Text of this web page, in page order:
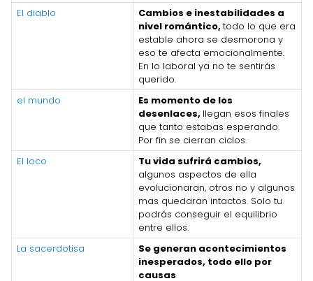
El diablo
Cambios e inestabilidades a
nivel romántico, todo lo que era
estable ahora se desmorona y
eso te afecta emocionalmente.
En lo laboral ya no te sentirás
querido.
el mundo
Es momento de los
desenlaces, llegan esos finales
que tanto estabas esperando.
Por fin se cierran ciclos.
El loco
Tu vida sufrirá cambios,
algunos aspectos de ella
evolucionaran, otros no y algunos
mas quedaran intactos. Solo tu
podrás conseguir el equilibrio
entre ellos.
La sacerdotisa
Se generan acontecimientos
inesperados, todo ello por
causas